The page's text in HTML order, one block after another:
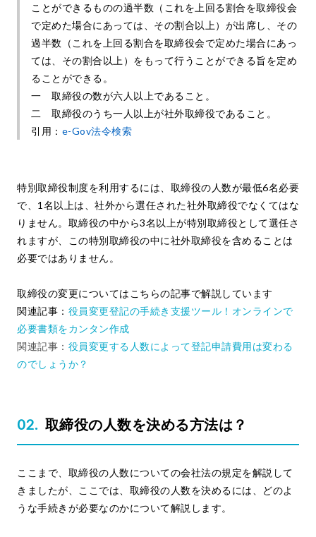
ことができるものの過半数（これを上回る割合を取締役会
で定めた場合にあっては、その割合以上）が出席し、その
過半数（これを上回る割合を取締役会で定めた場合にあっ
ては、その割合以上）をもって行うことができる旨を定め
ることができる。
一 取締役の数が六人以上であること。
二 取締役のうち一人以上が社外取締役であること。
引用： e-Gov法令検索
特別取締役制度を利用するには、取締役の人数が最低6名必要
で、1名以上は、社外から選任された社外取締役でなくてはな
りません。取締役の中から3名以上が特別取締役として選任さ
れますが、この特別取締役の中に社外取締役を含めることは
必要ではありません。
取締役の変更についてはこちらの記事で解説しています
関連記事： 役員変更登記の手続き支援ツール！オンラインで
必要書類をカンタン作成
関連記事： 役員変更する人数によって登記申請費用は変わる
のでしょうか？
取締役の人数を決める方法は？
ここまで、取締役の人数についての会社法の規定を解説して
きましたが、ここでは、取締役の人数を決めるには、どのよ
うな手続きが必要なのかについて解説します。